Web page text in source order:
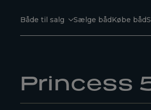
Både til salg Sælge bådKøbe båd
Princess